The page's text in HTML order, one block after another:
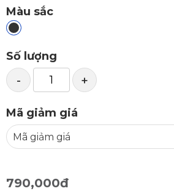
Màu sắc
Số lượng
- +
Mã giảm giá
790,000đ